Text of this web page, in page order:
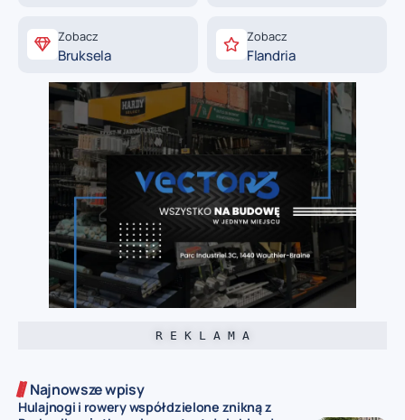
Zobacz
Bruksela
Zobacz
Flandria
R E K L A M A
Najnowsze wpisy
Hulajnogi i rowery współdzielone znikną z